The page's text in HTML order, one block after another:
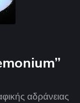
αδράνειας